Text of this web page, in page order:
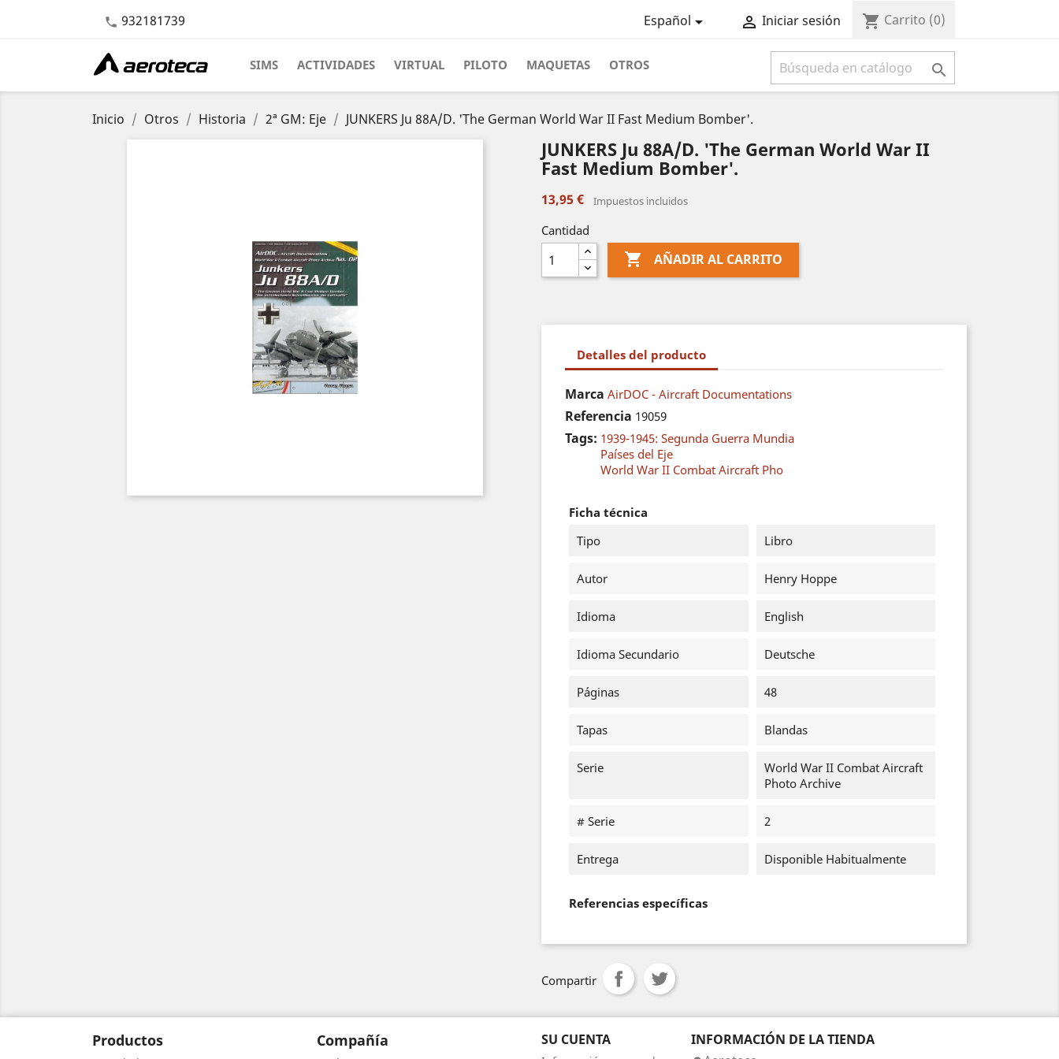
 932181739 Español  Iniciar sesión shopping_cart Carrito (0)
SIMS ACTIVIDADES VIRTUAL PILOTO MAQUETAS OTROS 
Inicio Otros Historia 2ª GM: Eje JUNKERS Ju 88A/D. 'The German World War II Fast Medium Bomber'.
JUNKERS Ju 88A/D. 'The German World War II
Fast Medium Bomber'.
13,95 € Impuestos incluidos
Cantidad
 AÑADIR AL CARRITO
Detalles del producto
Marca AirDOC - Aircraft Documentations
Referencia 19059
Tags: 1939-1945: Segunda Guerra Mundia
Países del Eje
World War II Combat Aircraft Pho
Ficha técnica
Tipo
Libro
Autor Henry Hoppe
Idioma English
Idioma Secundario Deutsche
Páginas 48
Tapas Blandas
Serie
World War II Combat Aircraft
Photo Archive
# Serie 2
Entrega Disponible Habitualmente
Referencias específicas
Compartir
Productos Compañía SU CUENTA INFORMACIÓN DE LA TIENDA